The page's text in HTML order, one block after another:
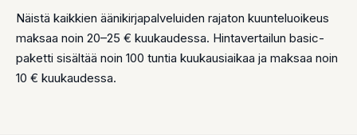
Näistä kaikkien äänikirjapalveluiden rajaton kuunteluoikeus
maksaa noin 20–25 € kuukaudessa. Hintavertailun basic-
paketti sisältää noin 100 tuntia kuukausiaikaa ja maksaa noin
10 € kuukaudessa.